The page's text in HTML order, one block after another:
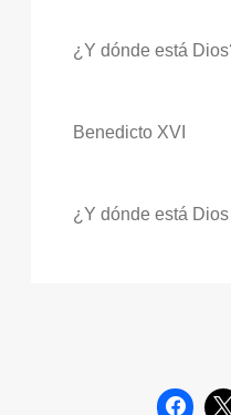
¿Y dónde está
Benedicto XVI
¿Y dónde está